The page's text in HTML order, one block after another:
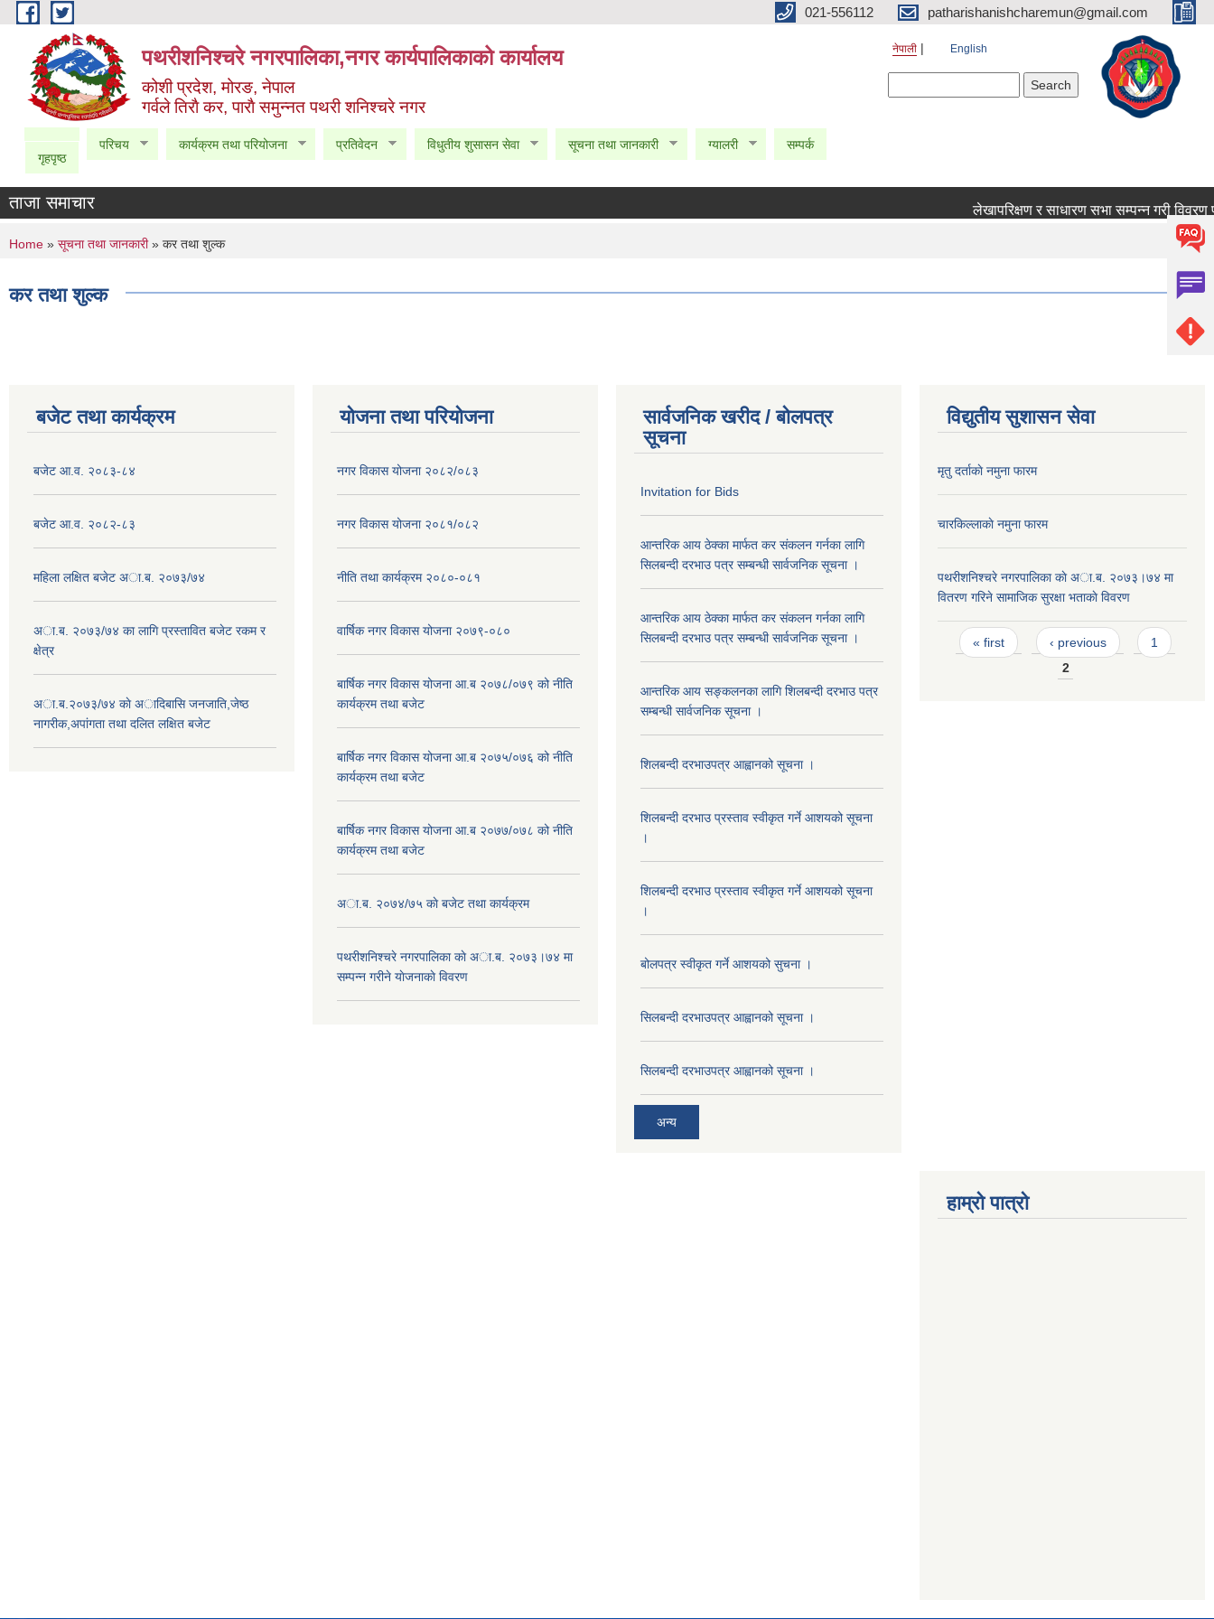
Skip to main content 021-556112 patharishanishcharemun@gmail.com
पथरीशनिश्चरे नगरपालिका,नगर कार्यपालिकाको कार्यालय
कोशी प्रदेश, मोरङ, नेपाल
गर्वले तिराै कर, पाराै समुन्नत पथरी शनिश्चरे नगर
नेपाली English
गृहपृष्ठ
परिचय कार्यक्रम तथा परियोजना प्रतिवेदन विधुतीय शुसासन सेवा सूचना तथा जानकारी ग्यालरी सम्पर्क
ताजा समाचार लेखापरिक्षण र साधारण सभा सम्पन्न गरी विवरण
You are here
Home » सूचना तथा जानकारी» कर तथा शुल्क
कर तथा शुल्क
बजेट तथा कार्यक्रम
बजेट आ.व. २०८३-८४
बजेट आ.व. २०८२-८३
महिला लक्षित बजेट अा.ब. २०७३/७४
अा.ब. २०७३/७४ का लागि प्रस्तावित बजेट रकम र
क्षेत्र
अा.ब.२०७३/७४ काे अादिबासि जनजाति,जेष्ठ
नागरीक,अपांगता तथा दलित लक्षित बजेट
योजना तथा परियोजना
नगर विकास योजना २०८२/०८३
नगर विकास योजना २०८१/०८२
नीति तथा कार्यक्रम २०८०-०८१
वार्षिक नगर विकास योजना २०७९-०८०
बार्षिक नगर विकास योजना आ.ब २०७८/०७९ को नीति
कार्यक्रम तथा बजेट
बार्षिक नगर विकास योजना आ.ब २०७५/०७६ को नीति
कार्यक्रम तथा बजेट
बार्षिक नगर विकास योजना आ.ब २०७७/०७८ को नीति
कार्यक्रम तथा बजेट
अा.ब. २०७४/७५ काे बजेट तथा कार्यक्रम
पथरीशनिश्चरे नगरपालिका काे अा.ब. २०७३।७४ मा
सम्पन्न गरीने याेजनाकाे विवरण
सार्वजनिक खरीद / बोलपत्र
सूचना
Invitation for Bids
आन्तरिक आय ठेक्का मार्फत कर संकलन गर्नका लागि
सिलबन्दी दरभाउ पत्र सम्बन्धी सार्वजनिक सूचना ।
आन्तरिक आय ठेक्का मार्फत कर संकलन गर्नका लागि
सिलबन्दी दरभाउ पत्र सम्बन्धी सार्वजनिक सूचना ।
आन्तरिक आय सङ्कलनका लागि शिलबन्दी दरभाउ पत्र
सम्बन्धी सार्वजनिक सूचना ।
शिलबन्दी दरभाउपत्र आह्वानको सूचना ।
शिलबन्दी दरभाउ प्रस्ताव स्वीकृत गर्ने आशयको सूचना
।
शिलबन्दी दरभाउ प्रस्ताव स्वीकृत गर्ने आशयको सूचना
।
बोलपत्र स्वीकृत गर्ने आशयको सुचना ।
सिलबन्दी दरभाउपत्र आह्वानको सूचना ।
सिलबन्दी दरभाउपत्र आह्वानको सूचना ।
अन्य
विद्युतीय सुशासन सेवा
मृतु दर्ताकाे नमुना फारम
चारकिल्लाकाे नमुना फारम
पथरीशनिश्चरे नगरपालिका काे अा.ब. २०७३।७४ मा
वितरण गरिने सामाजिक सुरक्षा भताकाे विवरण
Pages
« first ‹ previous
1
2
हाम्रो पात्रो